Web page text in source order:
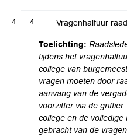
4 Vragenhalfuur
Toelichting:
tijdens het
college van
vragen moeten door
aanvang van de
voorzitter via de
college en de
gebracht van de